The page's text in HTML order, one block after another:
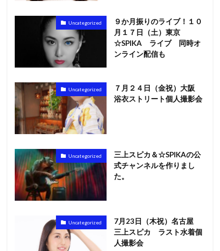
Uncategorized
９か月振りのライブ！１０
月１７日（土）東京
☆SPIKA ライブ 同時オ
ンライン配信も
Uncategorized
７月２４日（金祝）大阪
浴衣ストリート個人撮影会
Uncategorized
三上スピカ＆☆SPIKAの公
式チャンネルを作りまし
た。
Uncategorized
7月23日（木祝）名古屋
三上スピカ ラスト水着個
人撮影会